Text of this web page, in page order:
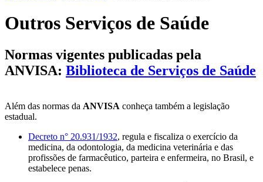
Outros Serviços de Saúde
Normas vigentes publicadas pela
ANVISA: Biblioteca de Serviços de Saúde
Além das normas da ANVISA conheça também a legislação
estadual.
Decreto n° 20.931/1932, regula e fiscaliza o exercício da
medicina, da odontologia, da medicina veterinária e das
profissões de farmacêutico, parteira e enfermeira, no Brasil, e
estabelece penas.